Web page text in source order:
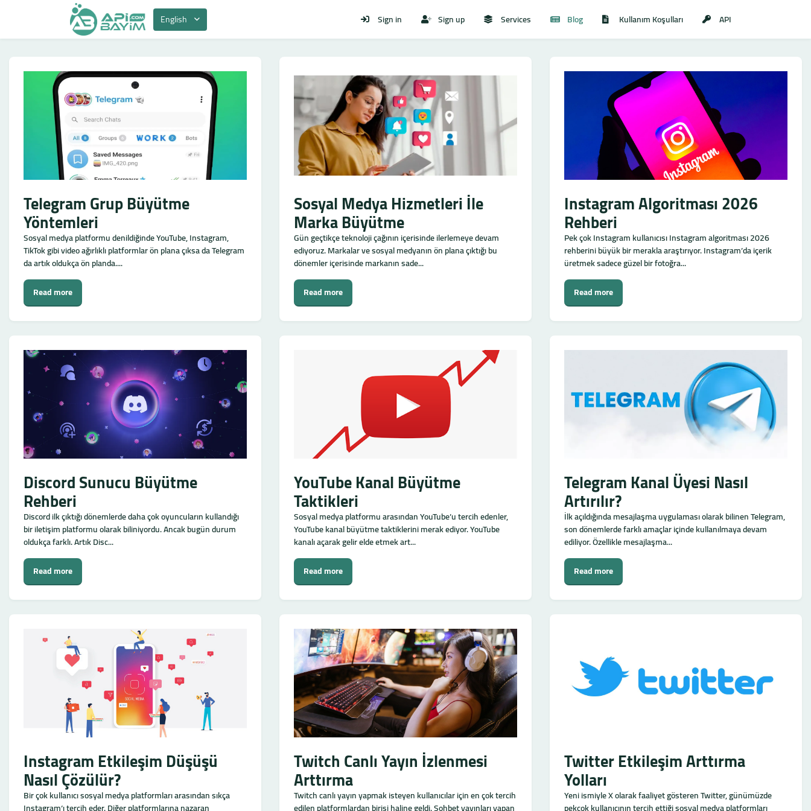
English Sign in Sign up Services Blog Kullanım Koşulları API
Telegram Grup Büyütme
Yöntemleri
Sosyal medya platformu denildiğinde YouTube, Instagram,
TikTok gibi video ağırlıklı platformlar ön plana çıksa da Telegram
da artık oldukça ön planda....
Read more
Sosyal Medya Hizmetleri İle
Marka Büyütme
Gün geçtikçe teknoloji çağının içerisinde ilerlemeye devam
ediyoruz. Markalar ve sosyal medyanın ön plana çıktığı bu
dönemler içerisinde markanın sade...
Read more
Instagram Algoritması 2026
Rehberi
Pek çok Instagram kullanıcısı Instagram algoritması 2026
rehberini büyük bir merakla araştırıyor. Instagram’da içerik
üretmek sadece güzel bir fotoğra...
Read more
Discord Sunucu Büyütme
Rehberi
Discord ilk çıktığı dönemlerde daha çok oyuncuların kullandığı
bir iletişim platformu olarak biliniyordu. Ancak bugün durum
oldukça farklı. Artık Disc...
Read more
YouTube Kanal Büyütme
Taktikleri
Sosyal medya platformu arasından YouTube’u tercih edenler,
YouTube kanal büyütme taktiklerini merak ediyor. YouTube
kanalı açarak gelir elde etmek art...
Read more
Telegram Kanal Üyesi Nasıl
Artırılır?
İlk açıldığında mesajlaşma uygulaması olarak bilinen Telegram,
son dönemlerde farklı amaçlar içinde kullanılmaya devam
ediliyor. Özellikle mesajlaşma...
Read more
Instagram Etkileşim Düşüşü
Nasıl Çözülür?
Bir çok kullanıcı sosyal medya platformları arasından sıkça
Twitch Canlı Yayın İzlenmesi
Arttırma
Twitch canlı yayın yapmak isteyen kullanıcılar için en çok tercih
Twitter Etkileşim Arttırma
Yolları
Yeni ismiyle X olarak faaliyet gösteren Twitter, günümüzde